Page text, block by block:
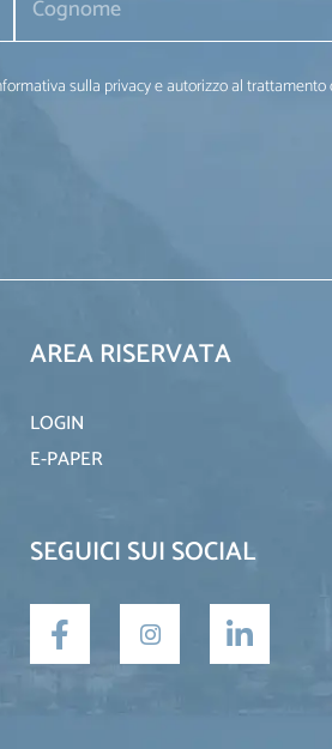
sulla privacy e autorizzo al
AREA RISERVATA
LOGIN
E-PAPER
SEGUICI SUI SOCIAL